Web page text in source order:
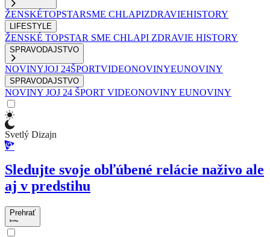
ŽENSKÉTOPSTARSME CHLAPIZDRAVIEHISTORY
LIFESTYLE
ŽENSKÉ TOPSTAR SME CHLAPI ZDRAVIE HISTORY
SPRAVODAJSTVO
NOVINYJOJ 24ŠPORTVIDEONOVINYEUNOVINY
SPRAVODAJSTVO
NOVINY JOJ 24 ŠPORT VIDEONOVINY EUNOVINY
Svetlý Dizajn
Sledujte svoje obľúbené relácie naživo ale
aj v predstihu
Prehrať